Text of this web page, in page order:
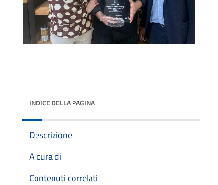
INDICE DELLA PAGINA
Descrizione
A cura di
Contenuti correlati